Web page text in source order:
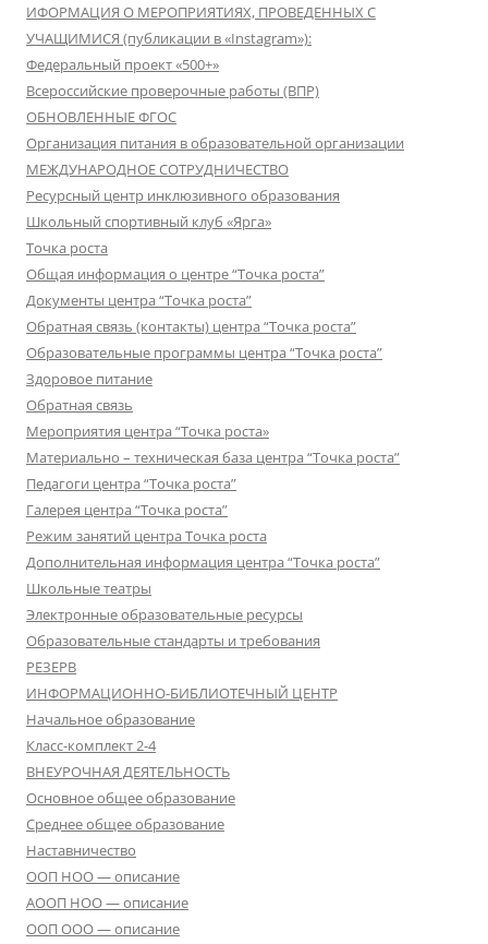
ИФОРМАЦИЯ О МЕРОПРИЯТИЯХ, ПРОВЕДЕННЫХ С
УЧАЩИМИСЯ (публикации в «Instagram»):
Федеральный проект «500+»
Всероссийские проверочные работы (ВПР)
ОБНОВЛЕННЫЕ ФГОС
Организация питания в образовательной организации
МЕЖДУНАРОДНОЕ СОТРУДНИЧЕСТВО
Ресурсный центр инклюзивного образования
Школьный спортивный клуб «Ярга»
Точка роста
Общая информация о центре “Точка роста”
Документы центра “Точка роста”
Обратная связь (контакты) центра “Точка роста”
Образовательные программы центра “Точка роста”
Здоровое питание
Обратная связь
Мероприятия центра “Точка роста»
Материально – техническая база центра “Точка роста”
Педагоги центра “Точка роста”
Галерея центра “Точка роста”
Режим занятий центра Точка роста
Дополнительная информация центра “Точка роста”
Школьные театры
Электронные образовательные ресурсы
Образовательные стандарты и требования
РЕЗЕРВ
ИНФОРМАЦИОННО-БИБЛИОТЕЧНЫЙ ЦЕНТР
Начальное образование
Класс-комплект 2-4
ВНЕУРОЧНАЯ ДЕЯТЕЛЬНОСТЬ
Основное общее образование
Среднее общее образование
Наставничество
ООП НОО — описание
АООП НОО — описание
ООП ООО — описание